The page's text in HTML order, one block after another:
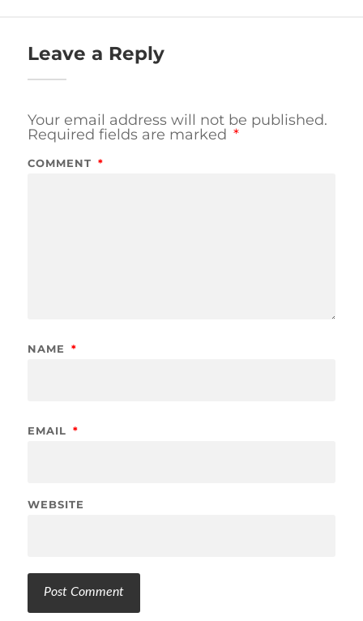
Leave a Reply
Your email address will not be published.
Required fields are marked *
COMMENT *
NAME *
EMAIL *
WEBSITE